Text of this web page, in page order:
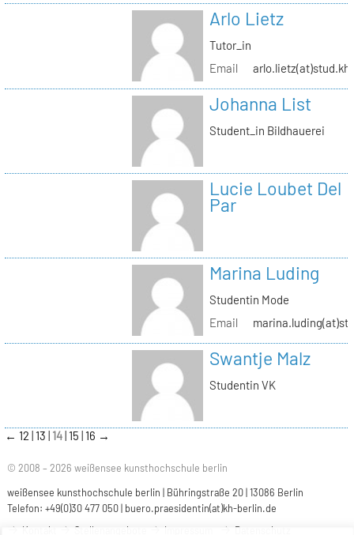
Arlo Lietz
Tutor_in
Email
Johanna List
Student_in Bildhauerei
Lucie Loubet Del
Par
Marina Luding
Studentin Mode
Email
Swantje Malz
Studentin VK
← 12 13 14 15 16 →
© 2008 – 2026 weißensee kunsthochschule berlin
weißensee kunsthochschule berlin | Bühringstraße 20 | 13086 Berlin
Telefon: +49(0)30 477 050 | buero.praesidentin(at)kh-berlin.de
Kontakt
Stellenangebote Impressum Datenschutz